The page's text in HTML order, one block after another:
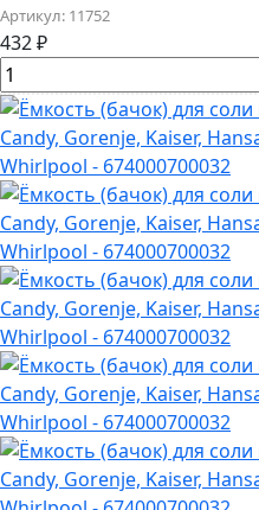
Артикул: 11752
432₽